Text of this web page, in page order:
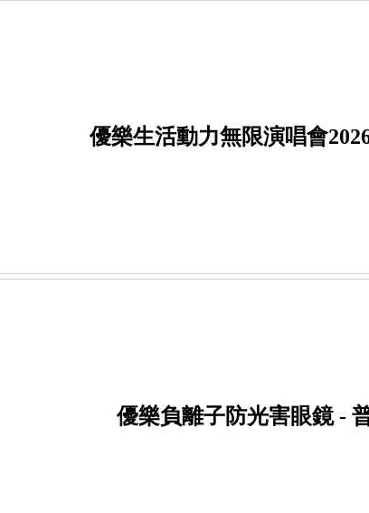
優樂生活動力無限演唱會
優樂負離子防光害眼鏡 -